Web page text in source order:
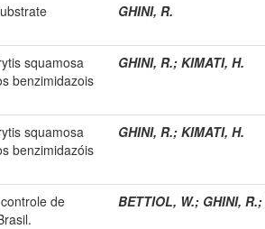
GHINI, R.
squamosa
benzimidazois
GHINI, R.; KIMATI, H.
squamosa
benzimidazóis
GHINI, R.; KIMATI, H.
de
BETTIOL, W.; GHINI, R.;